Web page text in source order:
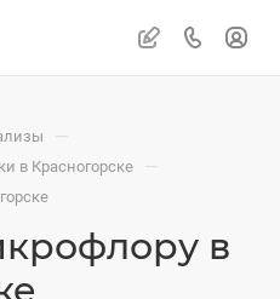
—
в Красногорске —
в